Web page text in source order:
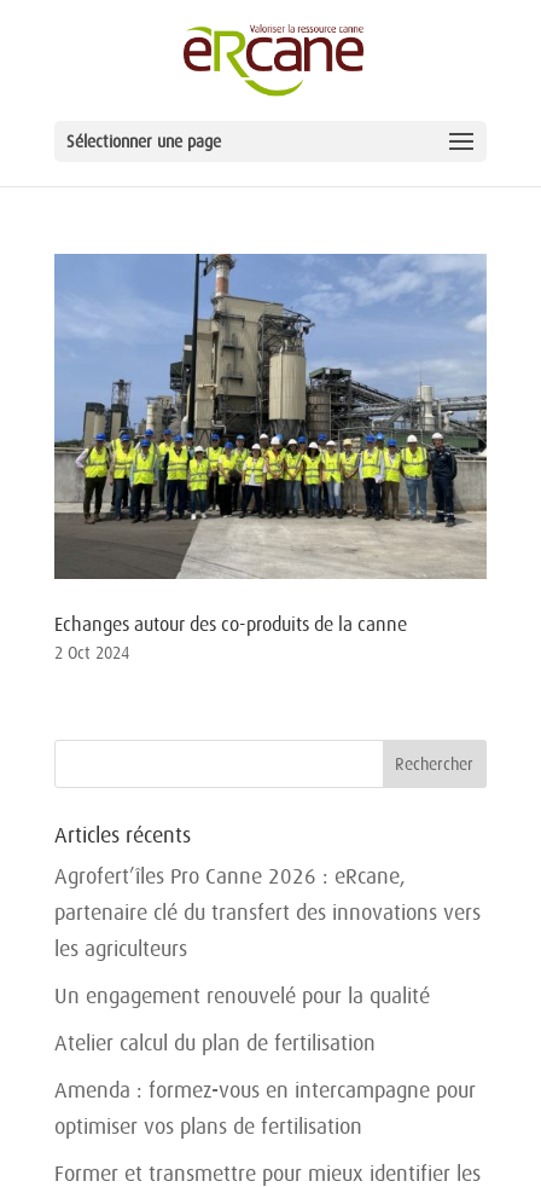
Sélectionner une page
Echanges autour des co-produits de la canne
2 Oct 2024
Articles récents
Agrofert’îles Pro Canne 2026 : eRcane,
partenaire clé du transfert des innovations vers
les agriculteurs
Un engagement renouvelé pour la qualité
Atelier calcul du plan de fertilisation
Amenda : formez-vous en intercampagne pour
optimiser vos plans de fertilisation
Former et transmettre pour mieux identifier les